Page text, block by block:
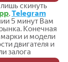
скинуть
,Telegram
5 минут Вам
Конечная
марки и модели
двигателя и
залога